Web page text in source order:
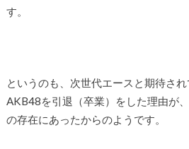
す。
というのも、次世代エースと期待され
AKB48を引退（卒業）をした理由が
の存在にあったからのようです。